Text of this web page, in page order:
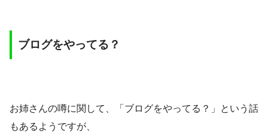
ブログをやってる？
お姉さんの噂に関して、「 ブログをやってる？」という話
もあるようですが、